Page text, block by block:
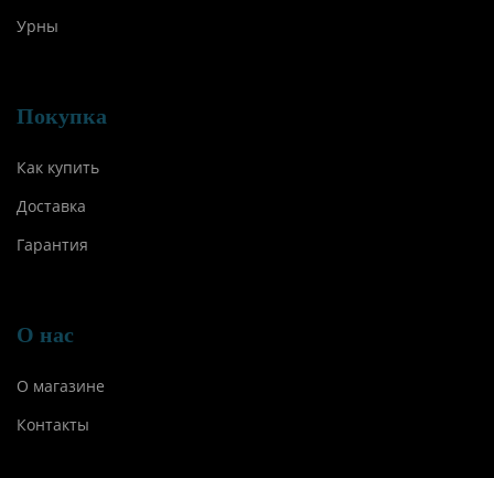
Урны
Покупка
Как купить
Доставка
Гарантия
О нас
О магазине
Контакты